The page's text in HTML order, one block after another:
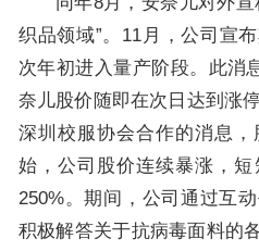
织品领域”。11月，公司宣
次年初进入量产阶段。此消
奈儿股价随即在次日达到涨
深圳校服协会合作的消息
始，公司股价连续暴涨，
250%。期间，公司通过互
积极解答关于抗病毒面料的